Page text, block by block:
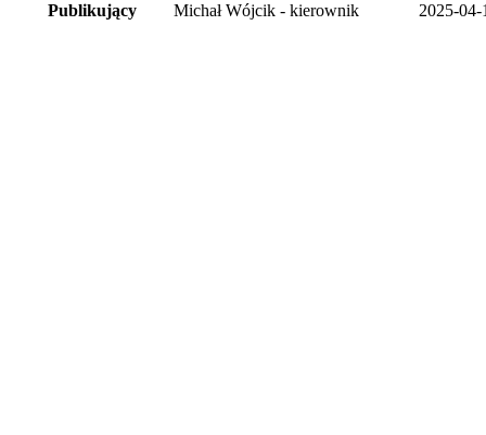
Publikujący
Michał Wójcik - kierownik 2025-